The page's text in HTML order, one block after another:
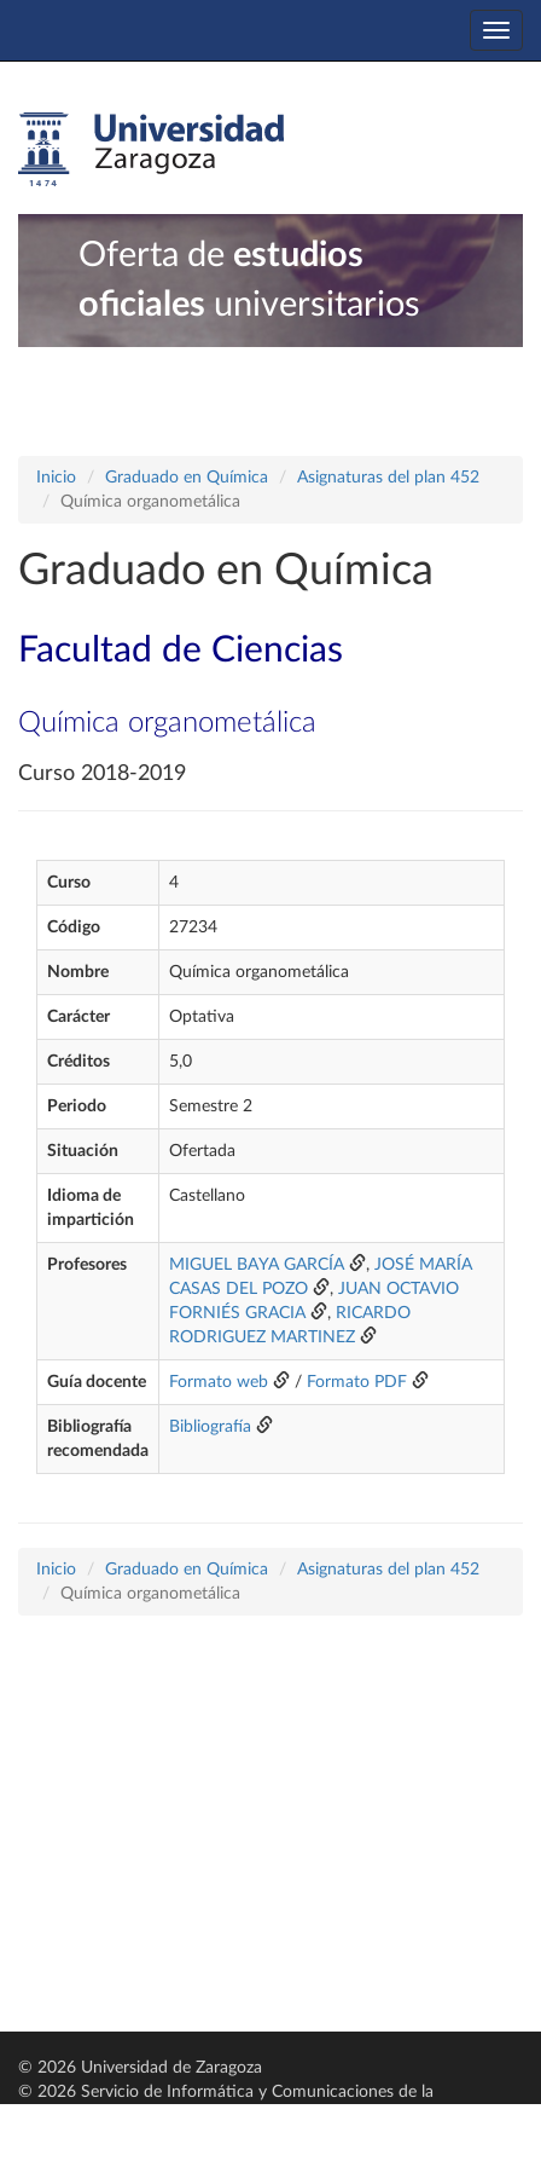
Oferta de estudios
oficiales universitarios
Inicio Graduado en Química
Asignaturas del plan 452
Química organometálica
Graduado en Química
Facultad de Ciencias
Química organometálica
Curso 2018-2019
Curso 4
Código 27234
Nombre Química organometálica
Carácter Optativa
Créditos 5,0
Periodo Semestre 2
Situación Ofertada
Idioma de
impartición
Castellano
Profesores MIGUEL BAYA GARCÍA , JOSÉ MARÍA
CASAS DEL POZO
, JUAN OCTAVIO
FORNIÉS GRACIA
, RICARDO
RODRIGUEZ MARTINEZ
Guía docente Formato web / Formato PDF
Bibliografía
recomendada
Bibliografía
Inicio Graduado en Química
Asignaturas del plan 452
Química organometálica
© 2026 Universidad de Zaragoza
© 2026 Servicio de Informática y Comunicaciones de la